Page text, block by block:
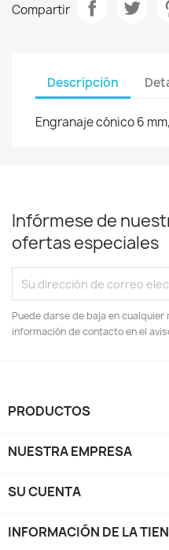
Compartir
Descripción
Engranaje cónico 6
Infórmese de
ofertas especiales
Puede darse de baja en
información de contacto en el
PRODUCTOS
NUESTRA EMPRESA
SU CUENTA
INFORMACIÓN DE LA